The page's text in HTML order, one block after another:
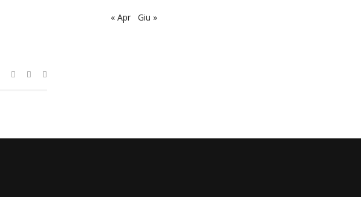
« Apr Giu »